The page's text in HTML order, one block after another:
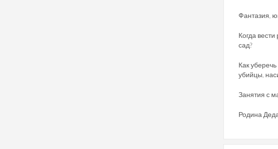
Фантазия,
Когда вести
сад?
Как
убийцы,
Занятия с
Родина